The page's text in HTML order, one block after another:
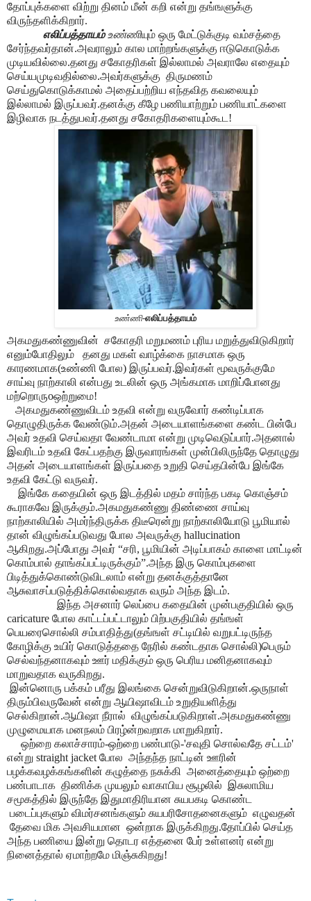
தோப்புக்களை விற்று தினம் மீன் கறி என்று தங்ஙளுக்கு
விருந்தளிக்கிறார்.
எலிப்பத்தாயம் உண்ணியும் ஒரு மேட்டுக்குடி வம்சத்தை
சேர்ந்தவர்தான்.அவராலும் கால மாற்றங்களுக்கு ஈடுகொடுக்க
முடியவில்லை.தனது சகோதரிகள் இல்லாமல் அவராலே எதையும்
செய்யமுடிவதில்லை.அவர்களுக்கு திருமணம்
செய்துகொடுக்காமல் அதைப்பற்றிய எந்தவித கவலையும்
இல்லாமல் இருப்பவர்.தனக்கு கீழே பணியாற்றும் பணியாட்களை
இழிவாக நடத்துபவர்.தனது சகோதரிகளையும்கூட!
உண்ணி-எலிப்பத்தாயம்
அகமதுகண்ணுவின் சகோதரி மறுமணம் புரிய மறுத்துவிடுகிறார்
எனும்போதிலும்
தனது மகள் வாழ்க்கை நாசமாக ஒரு
காரணமாக(உண்ணி போல) இருப்பவர்.இவர்கள் மூவருக்குமே
சாய்வு நாற்காலி என்பது உடலின் ஒரு அங்கமாக மாறிப்போனது
மற்றொருoஒற்றுமை!
அகமதுகண்ணுவிடம் உதவி என்று வருவோர் கண்டிப்பாக
தொழுதிருக்க வேண்டும்.அதன் அடையாளங்களை கண்ட பின்பே
அவர் உதவி செய்வதா வேண்டாமா என்று முடிவெடுப்பார்.அதனால்
இவரிடம் உதவி கேட்பதற்கு இருவாரங்கள் முன்பிலிருந்தே தொழுது
அதன் அடையாளங்கள் இருப்பதை உறுதி செய்தபின்பே இங்கே
உதவி கேட்டு வருவர்.
இங்கே கதையின் ஒரு இடத்தில் மதம் சார்ந்த பகடி கொஞ்சம்
கூராகவே இருக்கும்.அகமதுகண்ணு திண்ணை சாய்வு
நாற்காலியில் அமர்ந்திருக்க திடீரென்று நாற்காலியோடு பூமியால்
தான் விழுங்கப்படுவது போல அவருக்கு hallucination
ஆகிறது.அப்போது அவர் “சரி, பூமியின் அடிப்பாகம் காளை மாட்டின்
கொம்பால் தாங்கப்பட்டிருக்கும்”.அந்த இரு கொம்புகளை
பிடித்துக்கொண்டுவிடலாம் என்று தனக்குத்தானே
ஆசுவாசப்படுத்திக்கொல்வதாக வரும் அந்த இடம்.
இந்த அசனார் லெப்பை கதையின் முன்பகுதியில் ஒரு
caricature போல காட்டப்பட்டாலும் பிற்பகுதியில் தங்ஙள்
பெயரைசொல்லி சம்பாதித்து(தங்ஙள் சட்டியில் வறுபட்டிருந்த
கோழிக்கு உயிர் கொடுத்ததை நேரில் கண்டதாக சொல்லி)பெரும்
செல்வந்தனாகவும் ஊர் மதிக்கும் ஒரு பெரிய மனிதனாகவும்
மாறுவதாக வருகிறது.
இன்னொரு பக்கம் பரீது இலங்கை சென்றுவிடுகிறான்.ஒருநாள்
திரும்பிவருவேன் என்று ஆயிஷாவிடம் உறுதியளித்து
செல்கிறான்.ஆயிஷா நீரால் விழுங்கப்படுகிறாள்.அகமதுகண்ணு
முழுமையாக மனநலம் பிரழ்ன்றவறாக மாறுகிறார்.
ஒற்றை கலாச்சாரம்-ஒற்றை பண்பாடு-'சவுதி சொல்வதே சட்டம்'
என்று straight jacket போல அந்தந்த நாட்டின் ஊரின்
பழக்கவழக்கங்களின் கழுத்தை நசுக்கி அனைத்தையும் ஒற்றை
பண்பாடாக திணிக்க முயலும் வாகாபிய சூழலில் இசுலாமிய
சமூகத்தில் இருந்தே இதுமாதிரியான சுயபகடி கொண்ட
படைப்புகளும் விமர்சனங்களும் சுயபரிசோதனைகளும் எழுவதன்
தேவை மிக அவசியமான ஒன்றாக இருக்கிறது.தோப்பில் செய்த
அந்த பணியை இன்று தொடர எத்தனை பேர் உள்ளனர் என்று
நினைத்தால் ஏமாற்றமே மிஞ்சுகிறது!